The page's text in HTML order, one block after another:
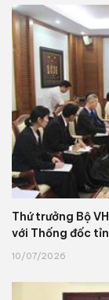
Thứ trưởng Bộ
với Thống đốc
10/07/2026